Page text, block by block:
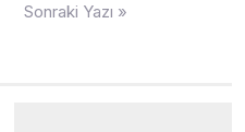
Sonraki Yazı »